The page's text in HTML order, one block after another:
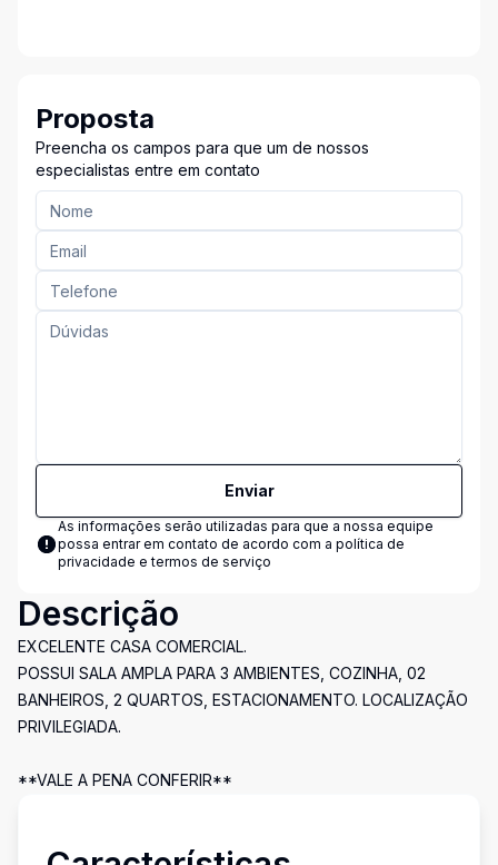
Proposta
Preencha os campos para que um de nossos
especialistas entre em contato
Enviar
As informações serão utilizadas para que a nossa equipe
possa entrar em contato de acordo com a política de
privacidade e termos de serviço
Descrição
EXCELENTE CASA COMERCIAL.
POSSUI SALA AMPLA PARA 3 AMBIENTES, COZINHA, 02
BANHEIROS, 2 QUARTOS, ESTACIONAMENTO. LOCALIZAÇÃO
PRIVILEGIADA.
**VALE A PENA CONFERIR**